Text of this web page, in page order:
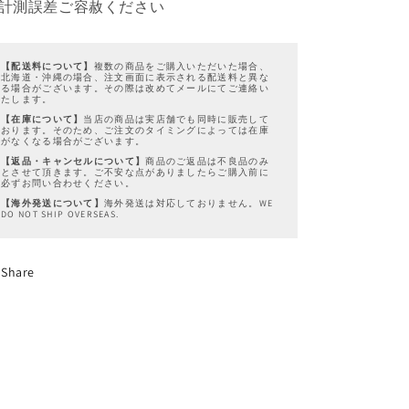
測誤差ご容赦ください
【配送料について】 複数の商品をご購入いただいた場合、
北海道・沖縄の場合、注文画面に表示される配送料と異な
る場合がございます。その際は改めてメールにてご連絡い
たします。
【在庫について】 当店の商品は実店舗でも同時に販売して
おります。そのため、ご注文のタイミングによっては在庫
がなくなる場合がございます。
【返品・キャンセルについて】商品のご返品は不良品のみ
とさせて頂きます。ご不安な点がありましたらご購入前に
必ずお問い合わせください。
【海外発送について】 海外発送は対応しておりません。WE
DO NOT SHIP OVERSEAS.
Share